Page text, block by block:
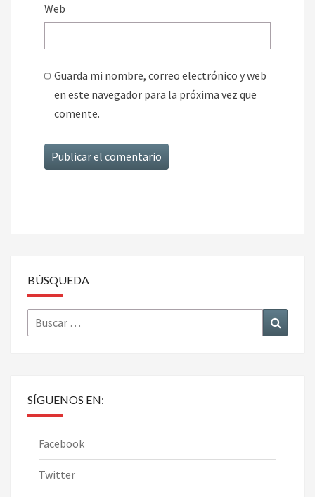
Web
Guarda mi nombre, correo electrónico y web
en este navegador para la próxima vez que
comente.
BÚSQUEDA
Buscar
por:
SÍGUENOS EN:
Facebook
Twitter